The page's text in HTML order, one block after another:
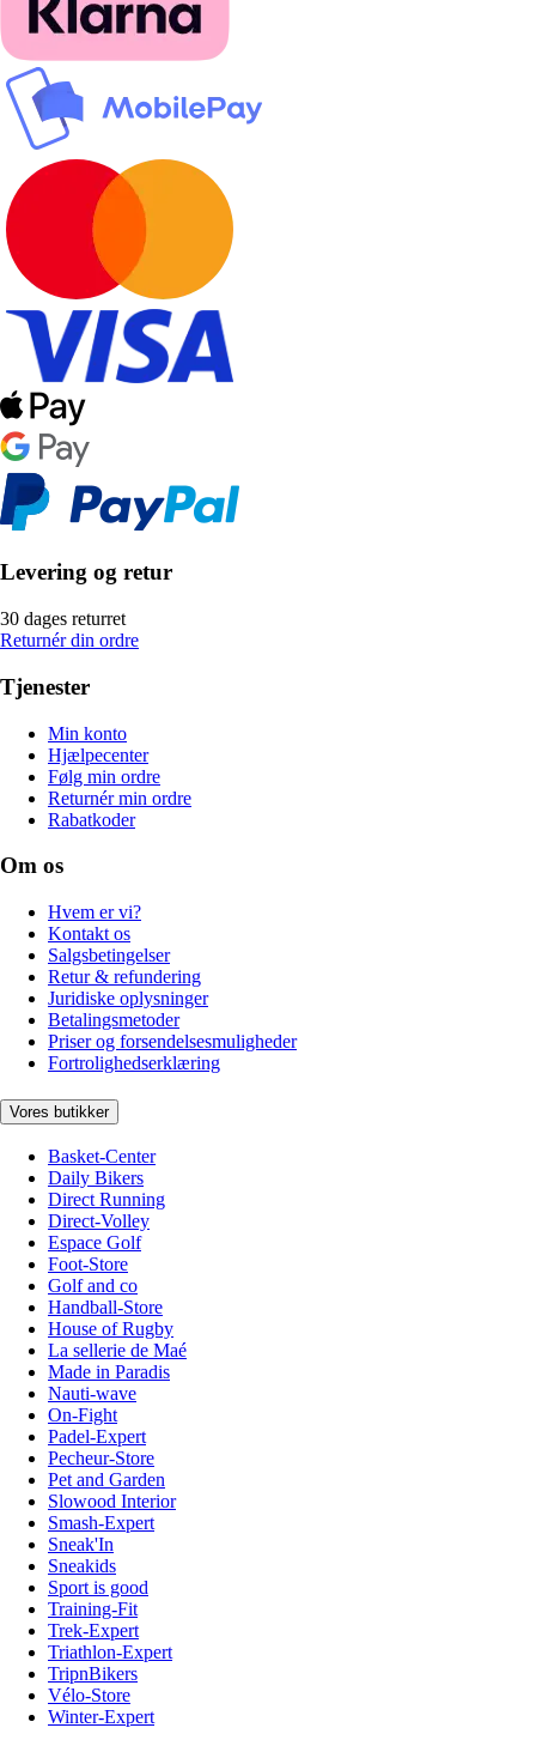
Levering og retur
30 dages returret
Returnér din ordre
Tjenester
Min konto
Hjælpecenter
Følg min ordre
Returnér min ordre
Rabatkoder
Om os
Hvem er vi?
Kontakt os
Salgsbetingelser
Retur & refundering
Juridiske oplysninger
Betalingsmetoder
Priser og forsendelsesmuligheder
Fortrolighedserklæring
Vores butikker
Basket-Center
Daily Bikers
Direct Running
Direct-Volley
Espace Golf
Foot-Store
Golf and co
Handball-Store
House of Rugby
La sellerie de Maé
Made in Paradis
Nauti-wave
On-Fight
Padel-Expert
Pecheur-Store
Pet and Garden
Slowood Interior
Smash-Expert
Sneak'In
Sneakids
Sport is good
Training-Fit
Trek-Expert
Triathlon-Expert
TripnBikers
Vélo-Store
Winter-Expert